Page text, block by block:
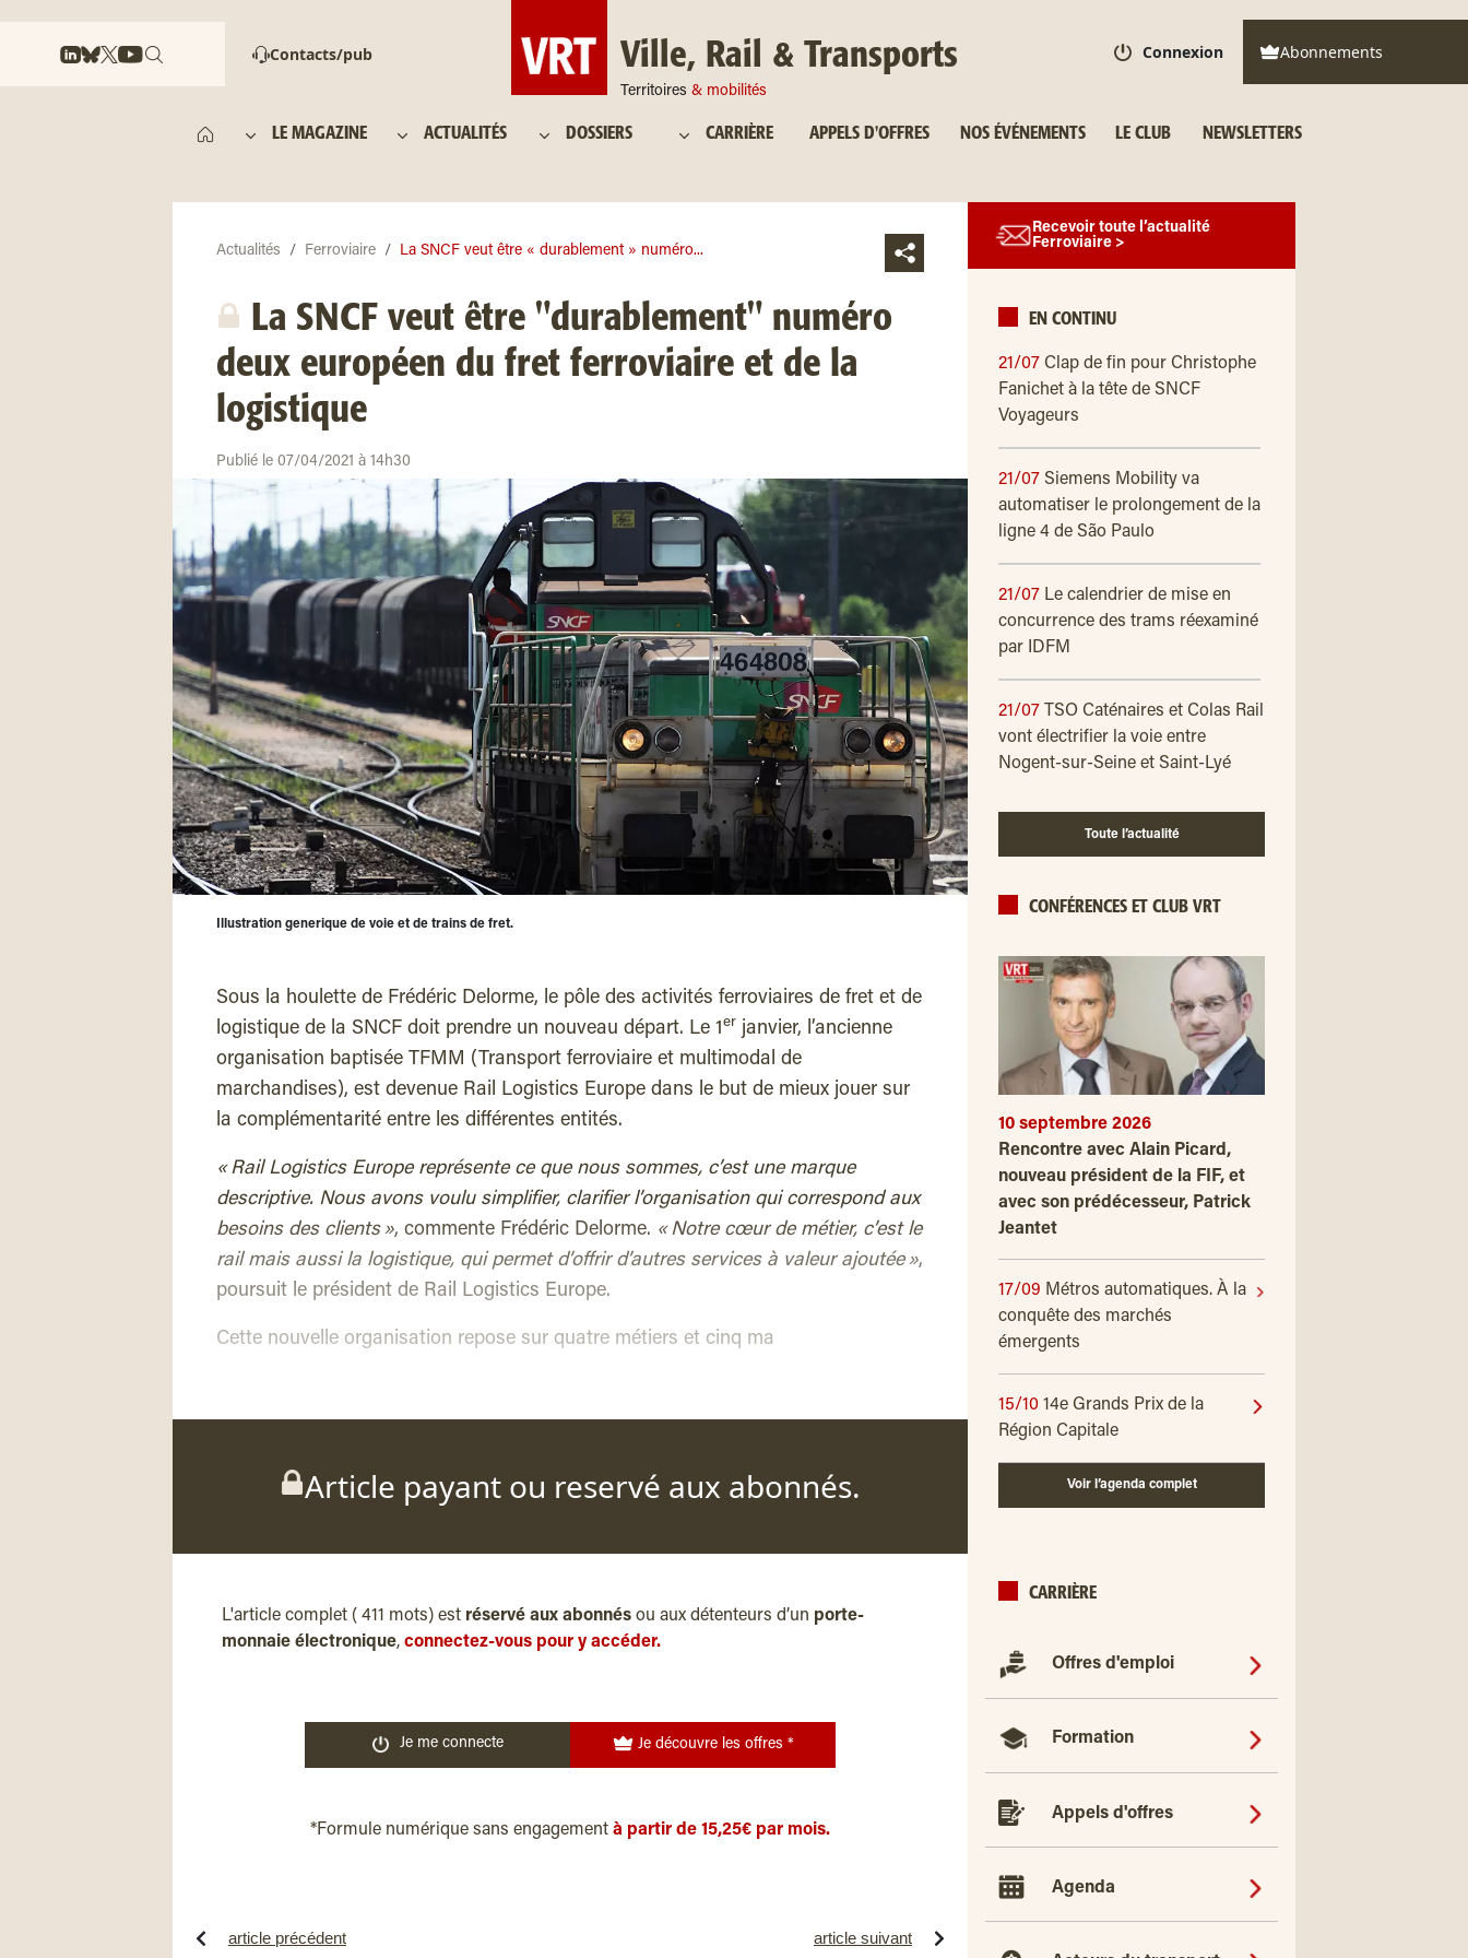
Contacts/pub Ville, Rail & Transports
Territoires & mobilités
Connexion Abonnements
LE MAGAZINE ACTUALITÉS DOSSIERS CARRIÈRE APPELS D'OFFRES NOS ÉVÉNEMENTS LE CLUB NEWSLETTERS
Actualités Ferroviaire La SNCF veut être « durablement » numéro...
La SNCF veut être "durablement" numéro
deux européen du fret ferroviaire et de la
logistique
Publié le 07/04/2021 à 14h30
Illustration generique de voie et de trains de fret.
Sous la houlette de Frédéric Delorme, le pôle des activités ferroviaires de fret et de
logistique de la SNCF doit prendre un nouveau départ. Le 1er janvier, l’ancienne
organisation baptisée TFMM (Transport ferroviaire et multimodal de
marchandises), est devenue Rail Logistics Europe dans le but de mieux jouer sur
la complémentarité entre les différentes entités.
« Rail Logistics Europe représente ce que nous sommes, c’est une marque
descriptive. Nous avons voulu simplifier, clarifier l’organisation qui correspond aux
besoins des clients », commente Frédéric Delorme. « Notre cœur de métier, c’est le
rail mais aussi la logistique, qui permet d’offrir d’autres services à valeur ajoutée »,
poursuit le président de Rail Logistics Europe.
Cette nouvelle organisation repose sur quatre métiers et cinq ma
Article payant ou reservé aux abonnés.
L'article complet ( 411 mots) est réservé aux abonnés ou aux détenteurs d’un porte-
monnaie électronique, connectez-vous pour y accéder.
Je me connecte Je découvre les offres *
*Formule numérique sans engagement à partir de 15,25€ par mois.
article précédent article suivant
Recevoir toute l’actualité
Ferroviaire >
EN CONTINU
21/07 Clap de fin pour Christophe
Fanichet à la tête de SNCF
Voyageurs
21/07 Siemens Mobility va
automatiser le prolongement de la
ligne 4 de São Paulo
21/07 Le calendrier de mise en
concurrence des trams réexaminé
par IDFM
21/07
TSO Caténaires et Colas Rail
vont électrifier la voie entre
Nogent-sur-Seine et Saint-Lyé
Toute l’actualité
CONFÉRENCES ET CLUB VRT
10 septembre 2026
Rencontre avec Alain Picard,
nouveau président de la FIF, et
avec son prédécesseur, Patrick
Jeantet
17/09 Métros automatiques. À la
conquête des marchés
émergents
15/10 14e Grands Prix de la
Région Capitale
Voir l’agenda complet
CARRIÈRE
Offres d'emploi
Formation
Appels d'offres
Agenda